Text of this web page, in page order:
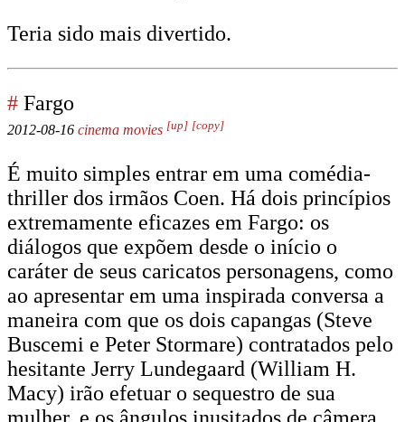
Teria sido mais divertido.
# Fargo
2012-08-16 cinema movies [up] [copy]
É muito simples entrar em uma comédia-
thriller dos irmãos Coen. Há dois princípios
extremamente eficazes em Fargo: os
diálogos que expõem desde o início o
caráter de seus caricatos personagens, como
ao apresentar em uma inspirada conversa a
maneira com que os dois capangas (Steve
Buscemi e Peter Stormare) contratados pelo
hesitante Jerry Lundegaard (William H.
Macy) irão efetuar o sequestro de sua